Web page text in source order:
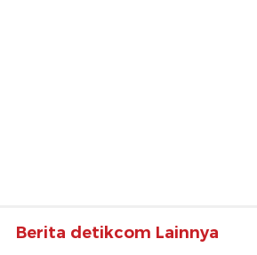
Berita detikcom Lainnya